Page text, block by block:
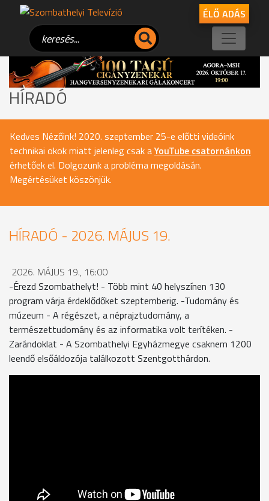
ÉLŐ ADÁS
HÍRADÓ
Kedves Nézőink! 2020. szeptember 25-e előtti videóink
technikai okok miatt jelenleg csak aYouTube csatornánkon
érhetőek el. Dolgozunk a probléma megoldásán.
Megértésüket köszönjük.
HÍRADÓ - 2026. MÁJUS 19.
2026. MÁJUS 19., 16:00
-Érezd Szombathelyt! - Több mint 40 helyszínen 130
program várja érdeklődőket szeptemberig. -Tudomány és
múzeum - A régészet, a néprajztudomány, a
természettudomány és az informatika volt terítéken. -
Zarándoklat - A Szombathelyi Egyházmegye csaknem 1200
leendő elsőáldozója találkozott Szentgotthárdon.